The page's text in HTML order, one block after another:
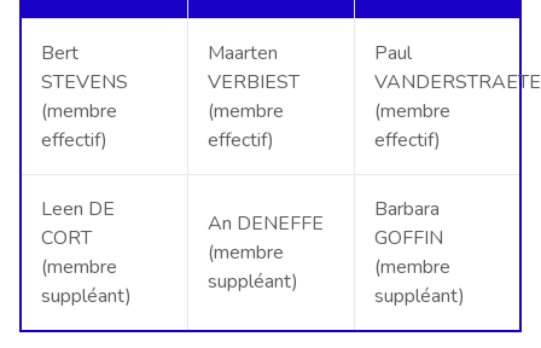
Bert
STEVENS
(membre
effectif)
Maarten
VERBIEST
(membre
effectif)
Paul
(membre
effectif)
Leen DE
CORT
(membre
suppléant)
An DENEFFE
(membre
suppléant)
Barbara
GOFFIN
(membre
suppléant)